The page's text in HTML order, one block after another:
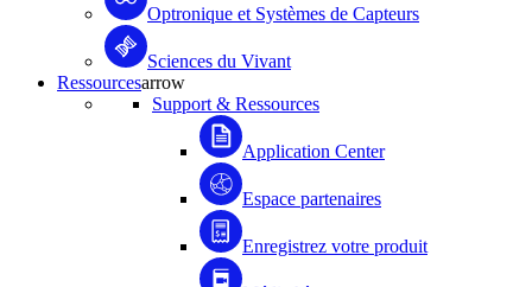
Optronique et Systèmes de Capteurs
Sciences du Vivant
Ressourcesarrow
Support & Ressources
Application Center
Espace partenaires
Enregistrez votre produit